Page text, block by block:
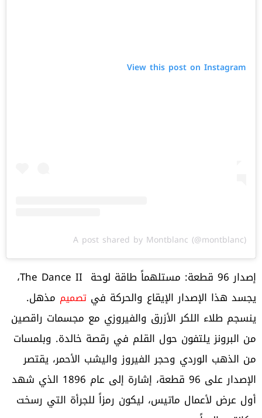
View this post on Instagram
A post shared by Montblanc (@montblanc)
إصدار 96 قطعة: مستلهماً طاقة لوحة The Dance II،
يجسد هذا الإصدار الإيقاع والحركة في تصميم مذهل.
ينسجم طلاء اللكر الأزرق والفيروزي مع مجسمات راقصين
من البرونز يلتفون حول القلم في رقصة خالدة. وبلمسات
من الذهب الوردي وحجر الفيروز واليشب الأحمر، يقتصر
الإصدار على 96 قطعة، إشارة إلى عام 1896 الذي شهد
أول عرض لأعمال ماتيس، ليكون رمزاً للجرأة التي رسخت